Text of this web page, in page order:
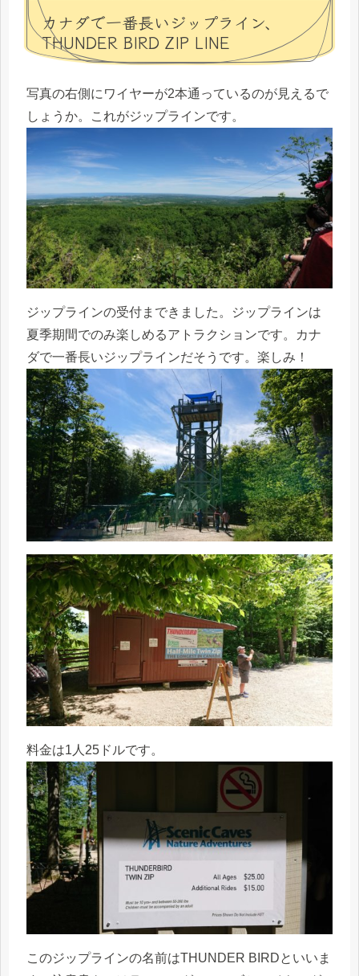
カナダで一番長いジップライン、
THUNDER BIRD ZIP LINE
写真の右側にワイヤーが2本通っているのが見えるで
しょうか。これがジップラインです。
ジップラインの受付まできました。ジップラインは
夏季期間でのみ楽しめるアトラクションです。カナ
ダで一番長いジップラインだそうです。楽しみ！
料金は1人25ドルです。
このジップラインの名前はTHUNDER BIRDといいま